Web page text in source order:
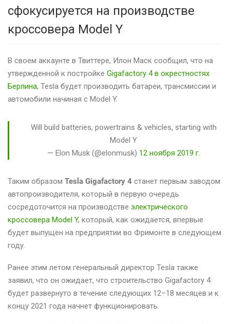
сфокусируется на производстве
кроссовера Model Y
В своем аккаунте в Твиттере, Илон Маск сообщил, что на
утвержденной к постройке Gigafactory 4 в окрестностях
Берлина, Tesla будет производить батареи, трансмиссии и
автомобили начиная с Model Y.
Will build batteries, powertrains & vehicles, starting with
Model Y
— Elon Musk (@elonmusk) 12 ноября 2019 г.
Таким образом Tesla Gigafactory 4 станет первым заводом
автопроизводителя, который в первую очередь
сосредоточится на производстве электрического
кроссовера Model Y, который, как ожидается, впервые
будет выпущен на предприятии во Фримонте в следующем
году.
Ранее этим летом генеральный директор Tesla также
заявил, что он ожидает, что строительство Gigafactory 4
будет развернуто в течение следующих 12–18 месяцев и к
концу 2021 года начнет функционировать.